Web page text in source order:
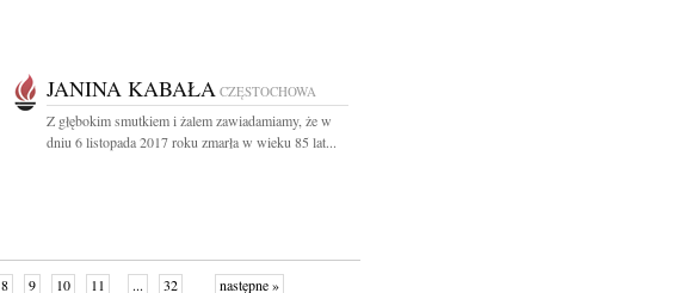
JANINA KABAŁA CZĘSTOCHOWA
Z głębokim smutkiem i żalem zawiadamiamy, że w
dniu 6 listopada 2017 roku zmarła w wieku 85 lat...
8 9 10 11 ... 32 następne »